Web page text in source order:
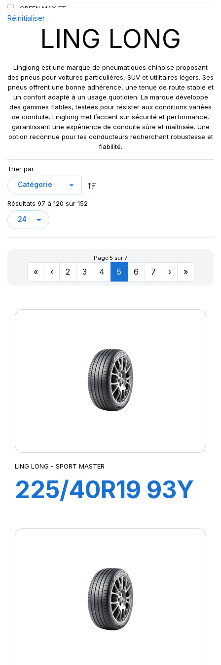
112
112/110
115
115/113
121/120
122/118
131
158/150
177
201
GREEN MAX ET
GREEN MAX HP 010
GREEN MAX HP010
GREEN MAX VAN
GRIP MASTER
KCA651
LB01
LB01N**
LL25
LL 102
LL102
LLA08
LLF26
LLR666
LM11N
LMC4
LXC MASTER
Réinitialiser
LING LONG
Linglong est une marque de pneumatiques chinoise proposant
des pneus pour voitures particulières, SUV et utilitaires légers. Ses
pneus offrent une bonne adhérence, une tenue de route stable et
un confort adapté à un usage quotidien. La marque développe
des gammes fiables, testées pour résister aux conditions variées
de conduite. Linglong met l’accent sur sécurité et performance,
garantissant une expérience de conduite sûre et maîtrisée. Une
option reconnue pour les conducteurs recherchant robustesse et
fiabilité.
Trier par
Résultats 97 à 120 sur 152
Page 5 sur 7
« ‹ 2 3 4 5 6 7 › »
LING LONG - SPORT MASTER
225/40R19 93Y